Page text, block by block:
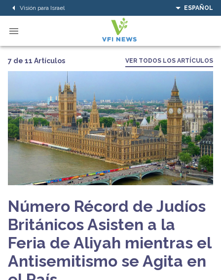
Visión para Israel ESPAÑOL
7 de 11 Artículos VER TODOS LOS ARTÍCULOS
Número Récord de Judíos
Británicos Asisten a la
Feria de Aliyah mientras el
Antisemitismo se Agita en